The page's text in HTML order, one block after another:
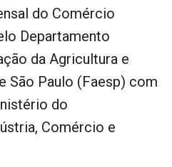
do Comércio
Departamento
da Agricultura e
São Paulo (Faesp) com
do
Comércio e